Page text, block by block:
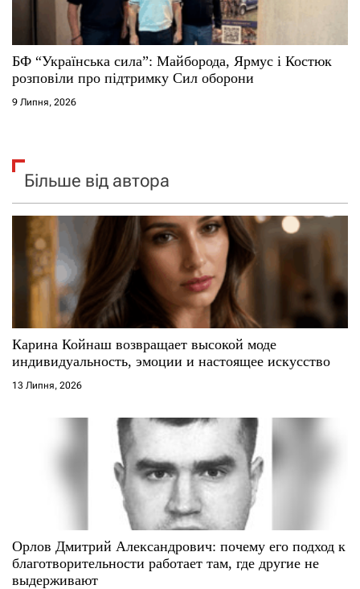
БФ “Українська сила”: Майборода, Ярмус і Костюк
розповіли про підтримку Сил оборони
9 Липня, 2026
Більше від автора
Карина Койнаш возвращает высокой моде
индивидуальность, эмоции и настоящее искусство
13 Липня, 2026
Орлов Дмитрий Александрович: почему его подход к
благотворительности работает там, где другие не
выдерживают